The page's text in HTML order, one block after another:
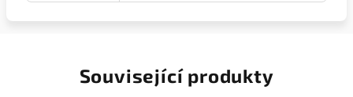
Související produkty